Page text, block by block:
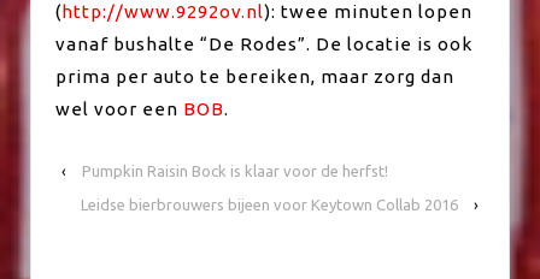
(http://www.9292ov.nl): twee minuten lopen
vanaf bushalte “De Rodes”. De locatie is ook
prima per auto te bereiken, maar zorg dan
wel voor een BOB.
‹
Pumpkin Raisin Bock is klaar voor de herfst!
Leidse bierbrouwers bijeen voor Keytown Collab 2016
›